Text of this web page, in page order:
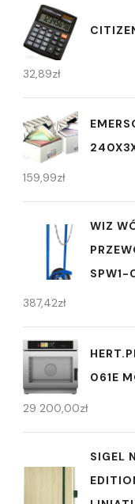
32,89zł
159,99zł
WIZ
SPW1-
387,42zł
061E
29 200,00zł
SIGEL